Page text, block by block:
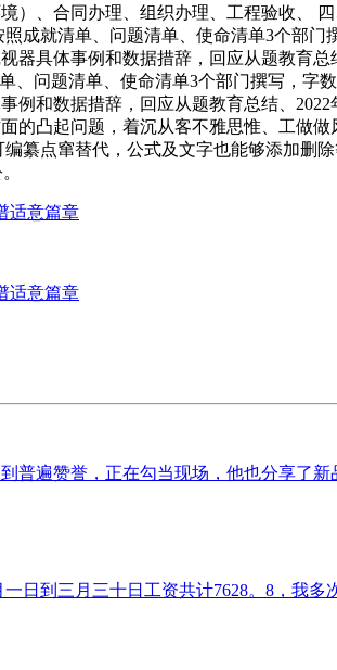
）、合同办理、组织办理、工程验收、
成就清单、问题清单、使命清单3个部
器具体事例和数据措辞，回应从题教育
、问题清单、使命清单3个部门撰写，
例和数据措辞，回应从题教育总结、
的凸起问题，着沉从客不雅思惟、工做
纂点窜替代，公式及文字也能够添加
适意篇章
适意篇章
普遍赞誉，正在勾当现场，他也分享了
日到三月三十日工资共计7628。8，我